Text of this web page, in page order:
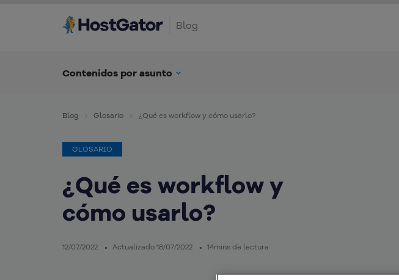
Blog
Contenidos por asunto
Blog Glosario ¿Qué es workflow y cómo usarlo?
GLOSARIO
¿Qué es workflow y
cómo usarlo?
12/07/2022 Actualizado 18/07/2022 14mins de lectura